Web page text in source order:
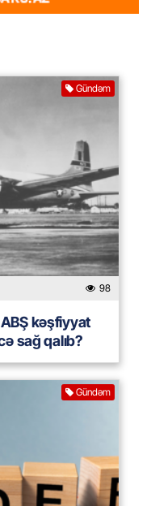
Gündəm
98
kəşfiyyat
sağ qalıb?
Gündəm